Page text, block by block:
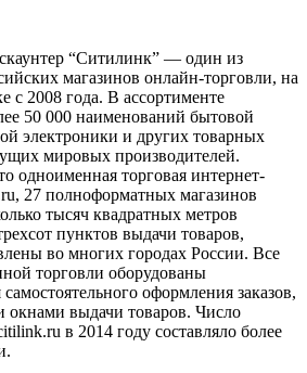
“Ситилинк” — один из
магазинов онлайн-торговли, на
с 2008 года. В ассортименте
50 000 наименований бытовой
электроники и других товарных
мировых производителей.
одноименная торговая интернет-
27 полноформатных магазинов
тысяч квадратных метров
пунктов выдачи товаров,
во многих городах России. Все
торговли оборудованы
оформления заказов,
окнами выдачи товаров. Число
в 2014 году составляло более